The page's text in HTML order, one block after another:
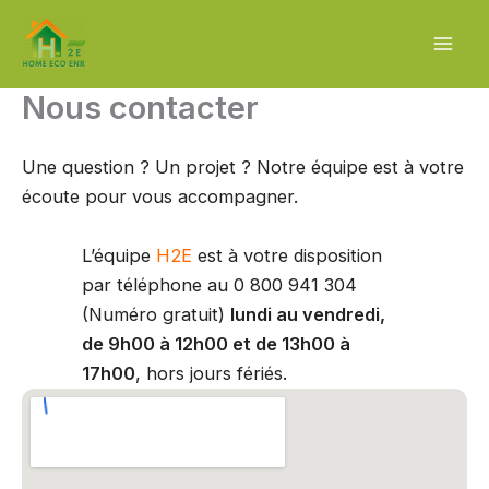
contenu
Nous contacter
Une question ? Un projet ? Notre équipe est à votre
écoute pour vous accompagner.
L’équipe H2Eest à votre disposition
par téléphone au 0 800 941 304
(Numéro gratuit) lundi au vendredi,
de 9h00 à 12h00 et de 13h00 à
17h00, hors jours fériés.